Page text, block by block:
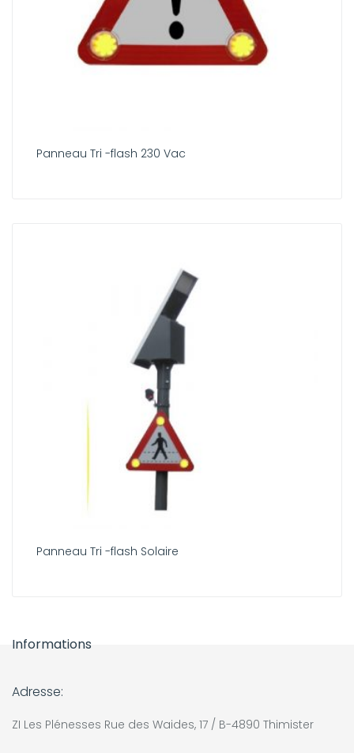
Panneau Tri -flash 230 Vac
Panneau Tri -flash Solaire
Informations
Adresse:
ZI Les Plénesses Rue des Waides, 17 / B-4890 Thimister